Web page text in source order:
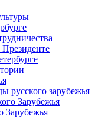
русского зарубежья
Зарубежья
Зарубежья